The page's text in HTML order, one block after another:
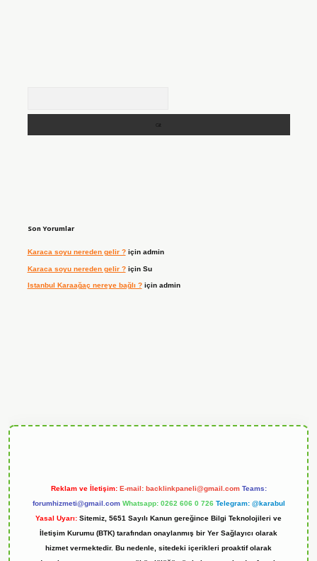
Son Yorumlar
Karaca soyu nereden gelir ?için admin
Karaca soyu nereden gelir ?için Su
Istanbul Karaağaç nereye bağlı ?için admin
Reklam ve İletişim: E-mail: backlinkpaneli@gmail.com Teams:
forumhizmeti@gmail.com Whatsapp: 0262 606 0 726 Telegram: @karabul
Yasal Uyarı: Sitemiz, 5651 Sayılı Kanun gereğince Bilgi Teknolojileri ve
İletişim Kurumu (BTK) tarafından onaylanmış bir Yer Sağlayıcı olarak
hizmet vermektedir. Bu nedenle, sitedeki içerikleri proaktif olarak